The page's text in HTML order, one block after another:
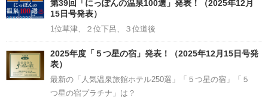
第39回「にっぽんの温泉100選」発表！（2025年12月
15日号発表）
1位草津、２位下呂、３位道後
2025年度「５つ星の宿」発表！（2025年12月15日号発
表）
最新の「人気温泉旅館ホテル250選」「５つ星の宿」「５
つ星の宿プラチナ」は？